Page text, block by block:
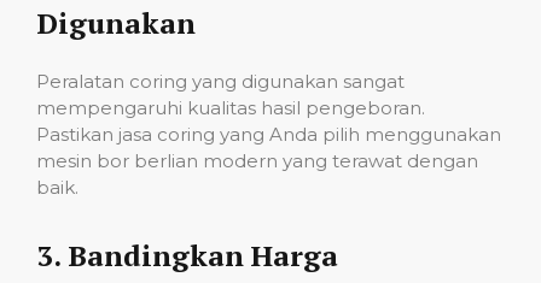
Digunakan
Peralatan coring yang digunakan sangat
mempengaruhi kualitas hasil pengeboran.
Pastikan jasa coring yang Anda pilih menggunakan
mesin bor berlian modern yang terawat dengan
baik.
3. Bandingkan Harga